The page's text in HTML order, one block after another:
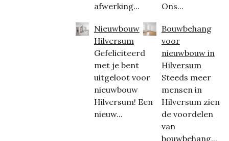
afwerking...
Nieuwbouw
Hilversum
Gefeliciteerd
met je bent
uitgeloot voor
nieuwbouw
Hilversum! Een
nieuw...
Ons...
Bouwbehang
voor
nieuwbouw in
Hilversum
Steeds meer
mensen in
Hilversum zien
de voordelen
van
bouwbehang...